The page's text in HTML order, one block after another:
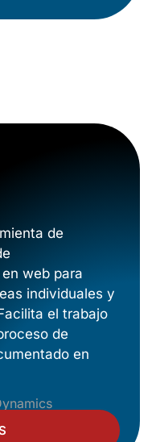
de
web para
individuales y
el trabajo
de
en